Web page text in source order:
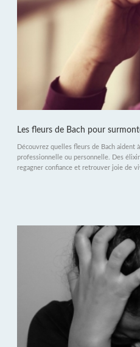
Les fleurs de Bach pour
Découvrez quelles fleurs de Bach aident
professionnelle ou personnelle. Des
regagner confiance et retrouver joie de